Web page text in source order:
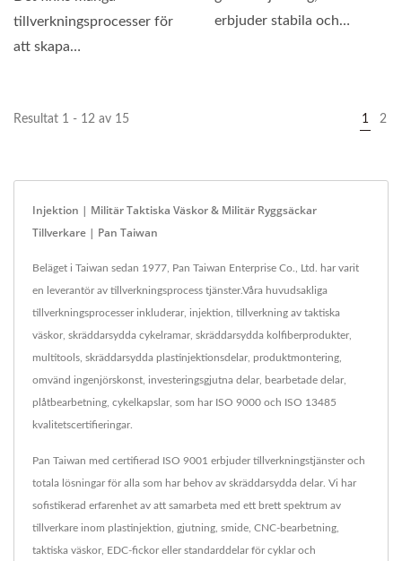
tillverkningsprocesser för
att skapa
erbjuder stabila och
Resultat 1 - 12 av 15 1 2
Injektion | Militär Taktiska Väskor & Militär Ryggsäckar
Tillverkare | Pan Taiwan
Beläget i Taiwan sedan 1977, Pan Taiwan Enterprise Co., Ltd. har varit
en leverantör av tillverkningsprocess tjänster.Våra huvudsakliga
tillverkningsprocesser inkluderar, injektion, tillverkning av taktiska
väskor, skräddarsydda cykelramar, skräddarsydda kolfiberprodukter,
multitools, skräddarsydda plastinjektionsdelar, produktmontering,
omvänd ingenjörskonst, investeringsgjutna delar, bearbetade delar,
plåtbearbetning, cykelkapslar, som har ISO 9000 och ISO 13485
kvalitetscertifieringar.
Pan Taiwan med certifierad ISO 9001 erbjuder tillverkningstjänster och
totala lösningar för alla som har behov av skräddarsydda delar. Vi har
sofistikerad erfarenhet av att samarbeta med ett brett spektrum av
tillverkare inom plastinjektion, gjutning, smide, CNC-bearbetning,
taktiska väskor, EDC-fickor eller standarddelar för cyklar och